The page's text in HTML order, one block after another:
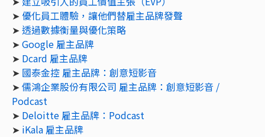
➤ 優化員工體驗，讓他們替雇主品牌發聲
➤ 透過數據衡量與優化策略
➤ Google 雇主品牌
➤ Dcard 雇主品牌
➤ 國泰金控 雇主品牌：創意短影音
➤ 儒鴻企業股份有限公司 雇主品牌：創意短影音 /
Podcast
➤ Deloitte 雇主品牌：Podcast
➤ iKala 雇主品牌